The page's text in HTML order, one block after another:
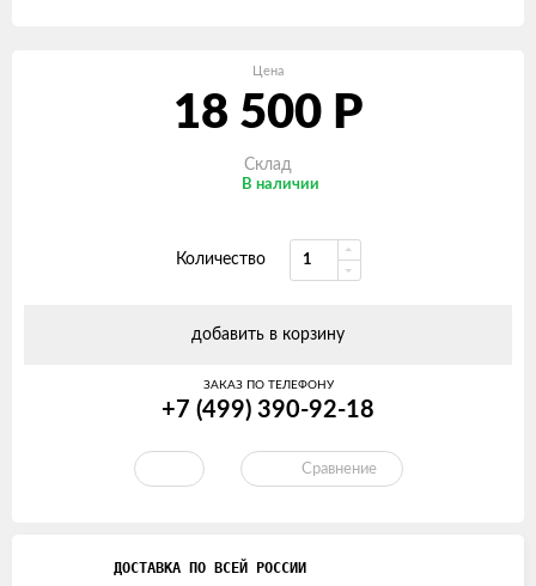
Цена
18 500 Р
Склад
В наличии
Количество
добавить в корзину
ЗАКАЗ ПО ТЕЛЕФОНУ
+7 (499) 390-92-18
Сравнение
ДОСТАВКА ПО ВСЕЙ РОССИИ